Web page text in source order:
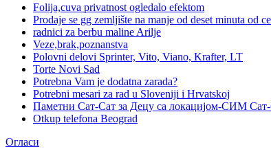
Folija,cuva privatnost ogledalo efektom
Prodaje se gg zemljište na manje od deset minuta od
radnici za berbu maline Arilje
Veze,brak,poznanstva
Polovni delovi Sprinter, Vito, Viano, Krafter, LT
Torte Novi Sad
Potrebna Vam je dodatna zarada?
Potrebni mesari za rad u Sloveniji i Hrvatskoj
Паметни Сат-Сат за Децу са локацијом-СИМ
Otkup telefona Beograd
Огласи